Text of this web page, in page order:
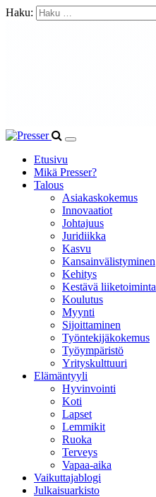
Haku:
Etusivu
Mikä Presser?
Talous
Asiakaskokemus
Innovaatiot
Johtajuus
Juridiikka
Kasvu
Kansainvälistyminen
Kehitys
Kestävä liiketoiminta
Koulutus
Myynti
Sijoittaminen
Työntekijäkokemus
Työympäristö
Yrityskulttuuri
Elämäntyyli
Hyvinvointi
Koti
Lapset
Lemmikit
Ruoka
Terveys
Vapaa-aika
Vaikuttajablogi
Julkaisuarkisto